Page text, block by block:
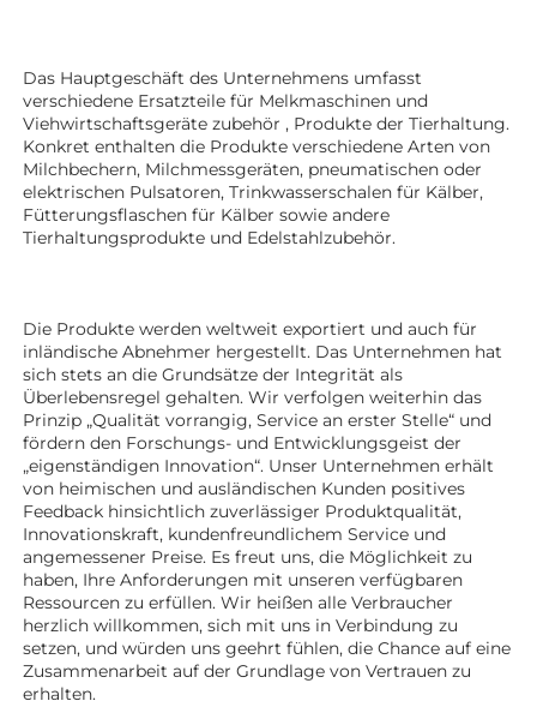
Das Hauptgeschäft des Unternehmens umfasst
verschiedene Ersatzteile für Melkmaschinen und
Viehwirtschaftsgeräte zubehör , Produkte der Tierhaltung.
Konkret enthalten die Produkte verschiedene Arten von
Milchbechern, Milchmessgeräten, pneumatischen oder
elektrischen Pulsatoren, Trinkwasserschalen für Kälber,
Fütterungsflaschen für Kälber sowie andere
Tierhaltungsprodukte und Edelstahlzubehör.
Die Produkte werden weltweit exportiert und auch für
inländische Abnehmer hergestellt. Das Unternehmen hat
sich stets an die Grundsätze der Integrität als
Überlebensregel gehalten. Wir verfolgen weiterhin das
Prinzip „Qualität vorrangig, Service an erster Stelle“ und
fördern den Forschungs- und Entwicklungsgeist der
„eigenständigen Innovation“. Unser Unternehmen erhält
von heimischen und ausländischen Kunden positives
Feedback hinsichtlich zuverlässiger Produktqualität,
Innovationskraft, kundenfreundlichem Service und
angemessener Preise. Es freut uns, die Möglichkeit zu
haben, Ihre Anforderungen mit unseren verfügbaren
Ressourcen zu erfüllen. Wir heißen alle Verbraucher
herzlich willkommen, sich mit uns in Verbindung zu
setzen, und würden uns geehrt fühlen, die Chance auf eine
Zusammenarbeit auf der Grundlage von Vertrauen zu
erhalten.